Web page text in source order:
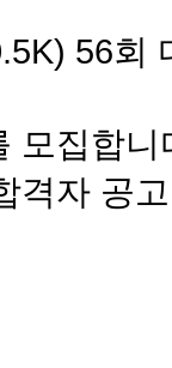
56회
모집합니
격자 공고